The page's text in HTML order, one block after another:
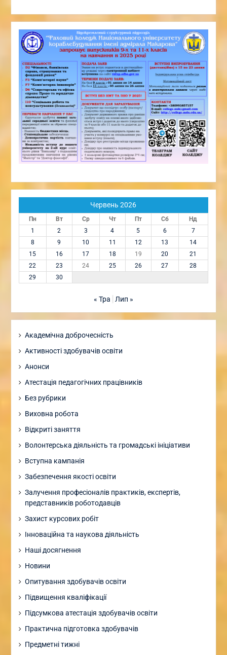
Червень 2026
Пн Вт Ср Чт Пт Сб
Нд
1
2 3 4 5 6
7
8
9 10 11 12 13
14
15
16 17 18 19 20
21
22
23 24 25 26 27
28
29
30
« Тра Лип »
Академічна доброчесність
Активності здобувачів освіти
Анонси
Атестація педагогічних працівників
Без рубрики
Виховна робота
Відкриті заняття
Волонтерська діяльність та громадські ініціативи
Вступна кампанія
Забезпечення якості освіти
Залучення професіоналів практиків, експертів,
представників роботодавців
Захист курсових робіт
Інноваційна та наукова діяльність
Наші досягнення
Новини
Опитування здобувачів освіти
Підвищення кваліфікації
Підсумкова атестація здобувачів освіти
Практична підготовка здобувачів
Предметні тижні